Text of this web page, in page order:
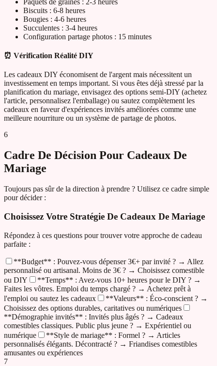
Biscuits : 6-8 heures
Bougies : 4-6 heures
Succulentes : 3-4 heures
Configuration partage photos : 15 minutes
⏰ Vérification Réalité DIY
Les cadeaux DIY économisent de l'argent mais nécessitent un
investissement en temps important. Si vous êtes déjà stressé par la
planification du mariage, envisagez des options semi-DIY (achetez
l'article, personnalisez l'emballage) ou sautez complètement les
cadeaux en faveur d'expériences invités améliorées comme une
meilleure nourriture ou un système de partage de photos.
6
Cadre De Décision Pour Cadeaux De
Mariage
Toujours pas sûr de la direction à prendre ? Utilisez ce cadre simple
pour décider :
Choisissez Votre Stratégie De Cadeaux De Mariage
Répondez à ces questions pour trouver votre approche de cadeau
parfaite :
**Budget** : Pouvez-vous dépenser 3€+ par invité ? → Allez
personnalisé ou artisanal. Moins de 3€ ? → Choisissez comestible
ou DIY
**Temps** : Avez-vous 10+ heures pour le DIY ? →
Faites les vôtres. Emploi du temps chargé ? → Achetez prêt à
l'emploi ou sautez les cadeaux
**Valeurs** : Éco-conscient ? →
Choisissez des options durables, caritatives ou numériques
**Démographie invités** : Invités plus âgés ? → Cadeaux
comestibles classiques. Public plus jeune ? → Expérientiel ou
numérique
**Style de mariage** : Formel ? → Articles
personnalisés élégants. Décontracté ? → Friandises comestibles
amusantes ou expériences
7